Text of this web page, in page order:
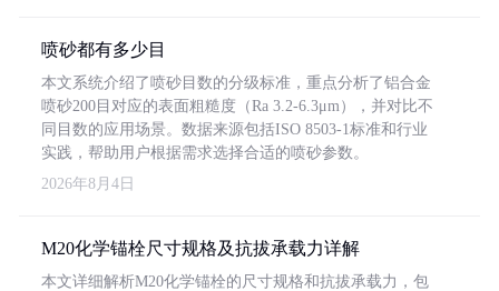
喷砂都有多少目
本文系统介绍了喷砂目数的分级标准，重点分析了铝合金
喷砂200目对应的表面粗糙度（Ra 3.2-6.3μm），并对比不
同目数的应用场景。数据来源包括ISO 8503-1标准和行业
实践，帮助用户根据需求选择合适的喷砂参数。
2026年8月4日
M20化学锚栓尺寸规格及抗拔承载力详解
本文详细解析M20化学锚栓的尺寸规格和抗拔承载力，包